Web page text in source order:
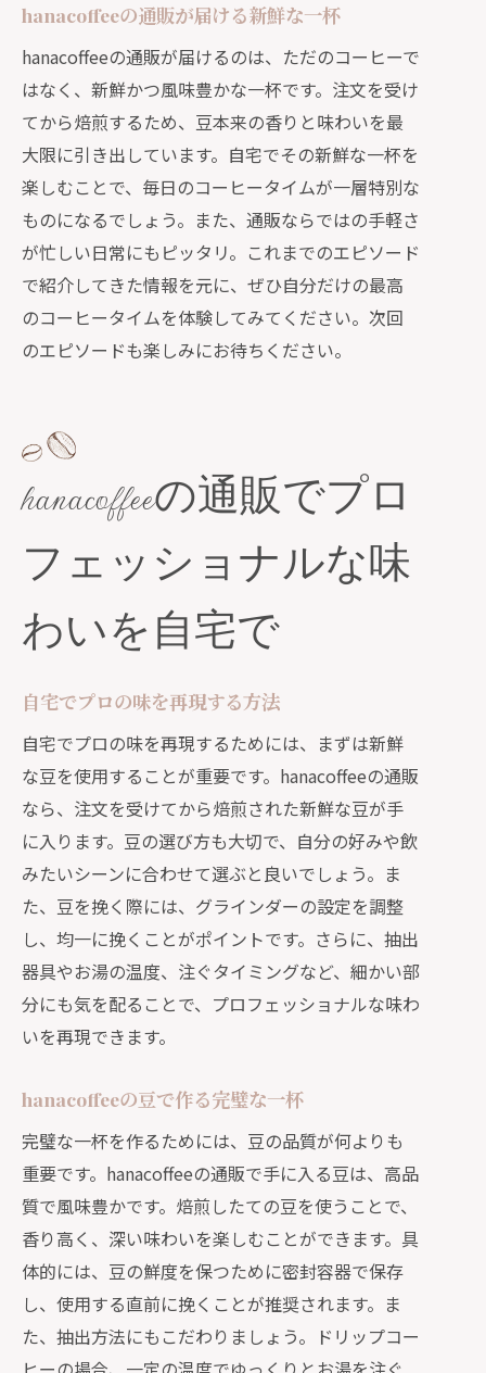
hanacoffeeの通販が届ける新鮮な一杯
hanacoffeeの通販が届けるのは、ただのコーヒーで
はなく、新鮮かつ風味豊かな一杯です。注文を受け
てから焙煎するため、豆本来の香りと味わいを最
大限に引き出しています。自宅でその新鮮な一杯を
楽しむことで、毎日のコーヒータイムが一層特別な
ものになるでしょう。また、通販ならではの手軽さ
が忙しい日常にもピッタリ。これまでのエピソード
で紹介してきた情報を元に、ぜひ自分だけの最高
のコーヒータイムを体験してみてください。次回
のエピソードも楽しみにお待ちください。
hanacoffeeの通販でプロ
フェッショナルな味
わいを自宅で
自宅でプロの味を再現する方法
自宅でプロの味を再現するためには、まずは新鮮
な豆を使用することが重要です。hanacoffeeの通販
なら、注文を受けてから焙煎された新鮮な豆が手
に入ります。豆の選び方も大切で、自分の好みや飲
みたいシーンに合わせて選ぶと良いでしょう。ま
た、豆を挽く際には、グラインダーの設定を調整
し、均一に挽くことがポイントです。さらに、抽出
器具やお湯の温度、注ぐタイミングなど、細かい部
分にも気を配ることで、プロフェッショナルな味わ
いを再現できます。
hanacoffeeの豆で作る完璧な一杯
完璧な一杯を作るためには、豆の品質が何よりも
重要です。hanacoffeeの通販で手に入る豆は、高品
質で風味豊かです。焙煎したての豆を使うことで、
香り高く、深い味わいを楽しむことができます。具
体的には、豆の鮮度を保つために密封容器で保存
し、使用する直前に挽くことが推奨されます。ま
た、抽出方法にもこだわりましょう。ドリップコー